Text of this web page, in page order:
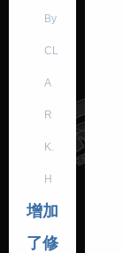
By
CL
A
R
K.
H
增加
了修